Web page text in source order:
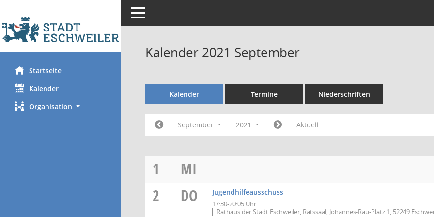
Startseite
Kalender
Organisation
Toggle navigation
Kalender 2021 September
Kalender Termine Niederschriften
September 2021 Aktuell
1
MI
2
DO Jugendhilfeausschuss
17:30-20:05 Uhr
Rathaus der Stadt Eschweiler, Ratssaal, Johannes-Rau-Platz 1, 52249